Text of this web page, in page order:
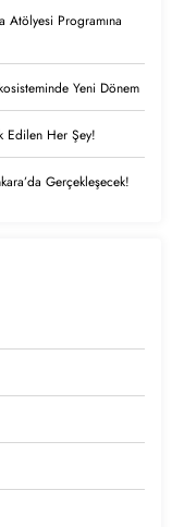
Atölyesi Programına
Yeni Dönem
Edilen Her Şey!
Gerçekleşecek!